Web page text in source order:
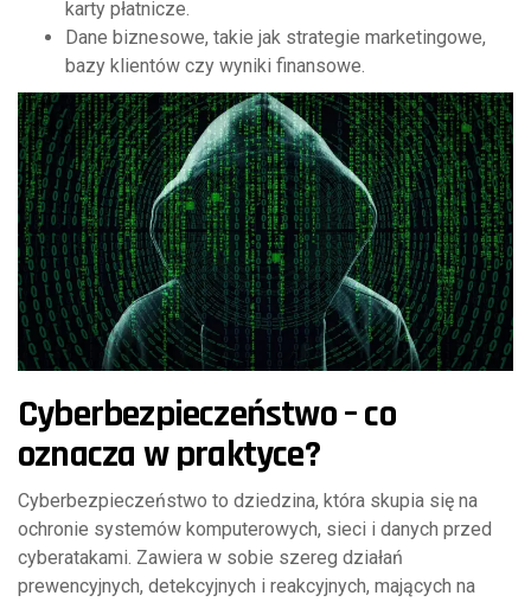
karty płatnicze.
Dane biznesowe, takie jak strategie marketingowe,
bazy klientów czy wyniki finansowe.
Cyberbezpieczeństwo – co
oznacza w praktyce?
Cyberbezpieczeństwo to dziedzina, która skupia się na
ochronie systemów komputerowych, sieci i danych przed
cyberatakami. Zawiera w sobie szereg działań
prewencyjnych, detekcyjnych i reakcyjnych, mających na